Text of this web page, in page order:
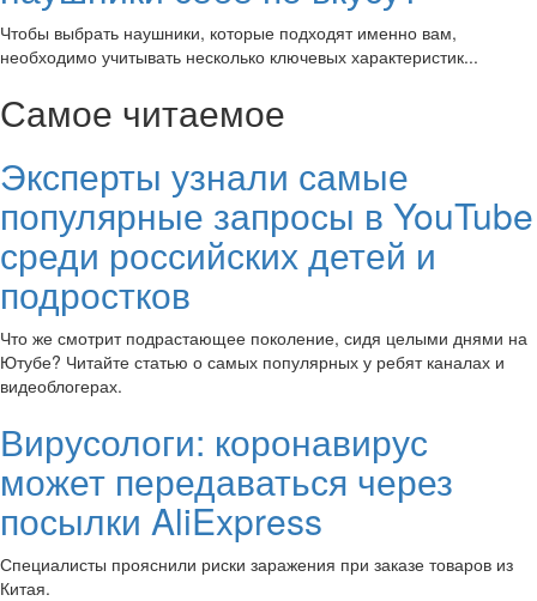
Чтобы выбрать наушники, которые подходят именно вам,
необходимо учитывать несколько ключевых характеристик...
Самое читаемое
Эксперты узнали самые
популярные запросы в YouTube
среди российских детей и
подростков
Что же смотрит подрастающее поколение, сидя целыми днями на
Ютубе? Читайте статью о самых популярных у ребят каналах и
видеоблогерах.
Вирусологи: коронавирус
может передаваться через
посылки AliExpress
Специалисты прояснили риски заражения при заказе товаров из
Китая.